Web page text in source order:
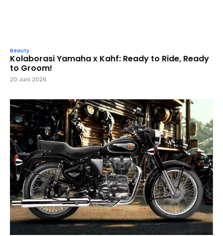
Beauty
Kolaborasi Yamaha x Kahf: Ready to Ride, Ready
to Groom!
20 Juni 2026